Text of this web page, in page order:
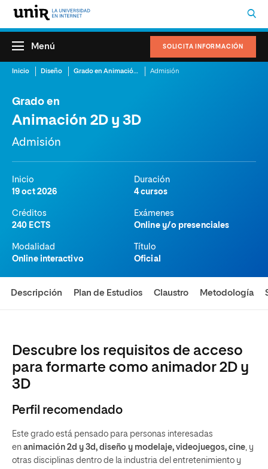
SOLICITA INFORMACIÓN
Menú
Inicio Diseño Grado en Animación 2D y 3D Admisión
Grado en
Animación 2D y 3D
Admisión
Inicio
19 oct 2026
Duración
4 cursos
Créditos
240 ECTS
Exámenes
Online y/o presenciales
Modalidad
Online interactivo
Título
Oficial
Descripción Plan de Estudios Claustro Metodología
Descubre los requisitos de acceso
para formarte como animador 2D y
3D
Perfil recomendado
Este grado está pensado para personas interesadas
en animación 2d y 3d, diseño y modelaje, videojuegos, cine, y
otras disciplinas dentro de la industria del entretenimiento y